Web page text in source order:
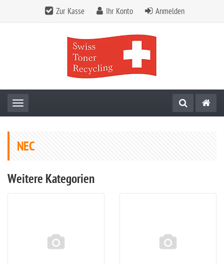
Zur Kasse Ihr Konto Anmelden
Toggle navigation
NEC
Weitere Kategorien